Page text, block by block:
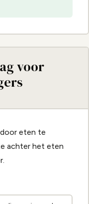
voor
eten te
achter het eten